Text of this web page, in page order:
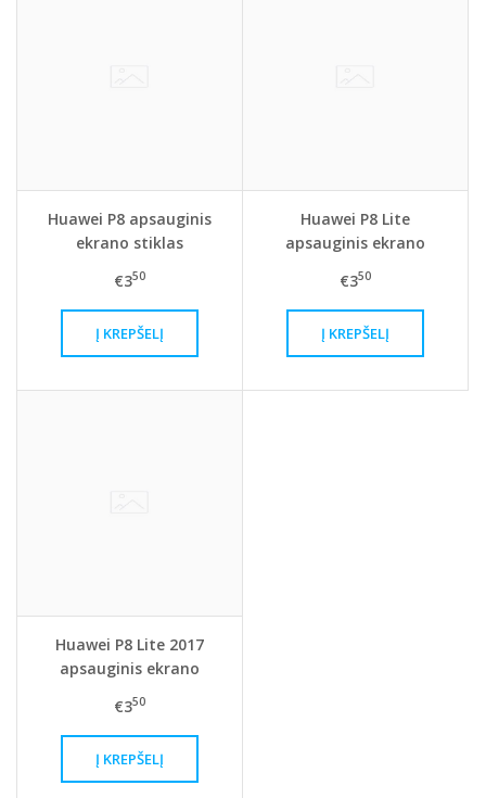
Huawei P8 apsauginis
ekrano stiklas
€350
Huawei P8 Lite
apsauginis ekrano
€350
Huawei P8 Lite 2017
apsauginis ekrano
€350